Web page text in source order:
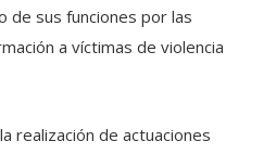
de sus funciones por las
a víctimas de violencia
realización de actuaciones